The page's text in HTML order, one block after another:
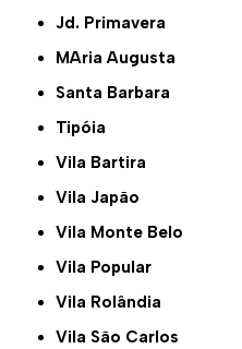
Jd. Primavera
MAria Augusta
Santa Barbara
Tipóia
Vila Bartira
Vila Japão
Vila Monte Belo
Vila Popular
Vila Rolândia
Vila São Carlos